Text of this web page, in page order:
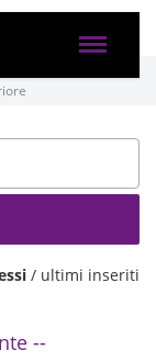
/ ultimi inseriti
--